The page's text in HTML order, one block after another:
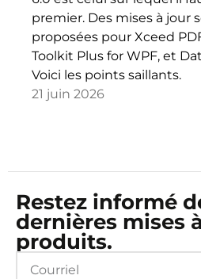
premier. Des mises à jour
proposées pour Xceed
Toolkit Plus for WPF, et
Voici les points saillants.
21 juin 2026
Restez informé
dernières mises
produits.